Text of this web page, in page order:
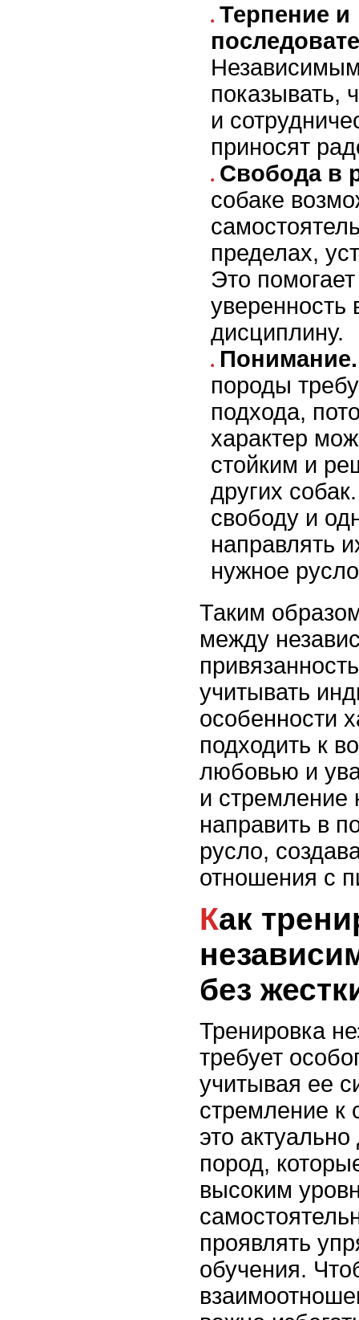
Терпение и
показывать,
и
приносят
Свобода в
собаке
пределах,
Это
уверенность
дисциплину.
Понимание.
породы
подхода,
характер
стойким и
других
свободу и
направлять
нужное
Таким
между
учитывать
особенности
подходить к
любовью и
и стремление
направить в
русло,
отношения с
Как тренировать
без
Тренировка
требует
учитывая ее
стремление к
это
пород,
высоким
проявлять
обучения.